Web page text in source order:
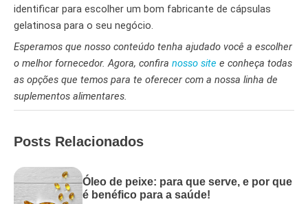
identificar para escolher um bom fabricante de cápsulas
gelatinosa para o seu negócio.
Esperamos que nosso conteúdo tenha ajudado você a escolher
o melhor fornecedor. Agora, confira nosso site e conheça todas
as opções que temos para te oferecer com a nossa linha de
suplementos alimentares.
Posts Relacionados
Óleo de peixe: para que serve, e por que
é benéfico para a saúde!